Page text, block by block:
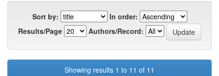
Sort by:
In order:
Results/Page
Authors/Record:
Showing results 1 to 11 of 11